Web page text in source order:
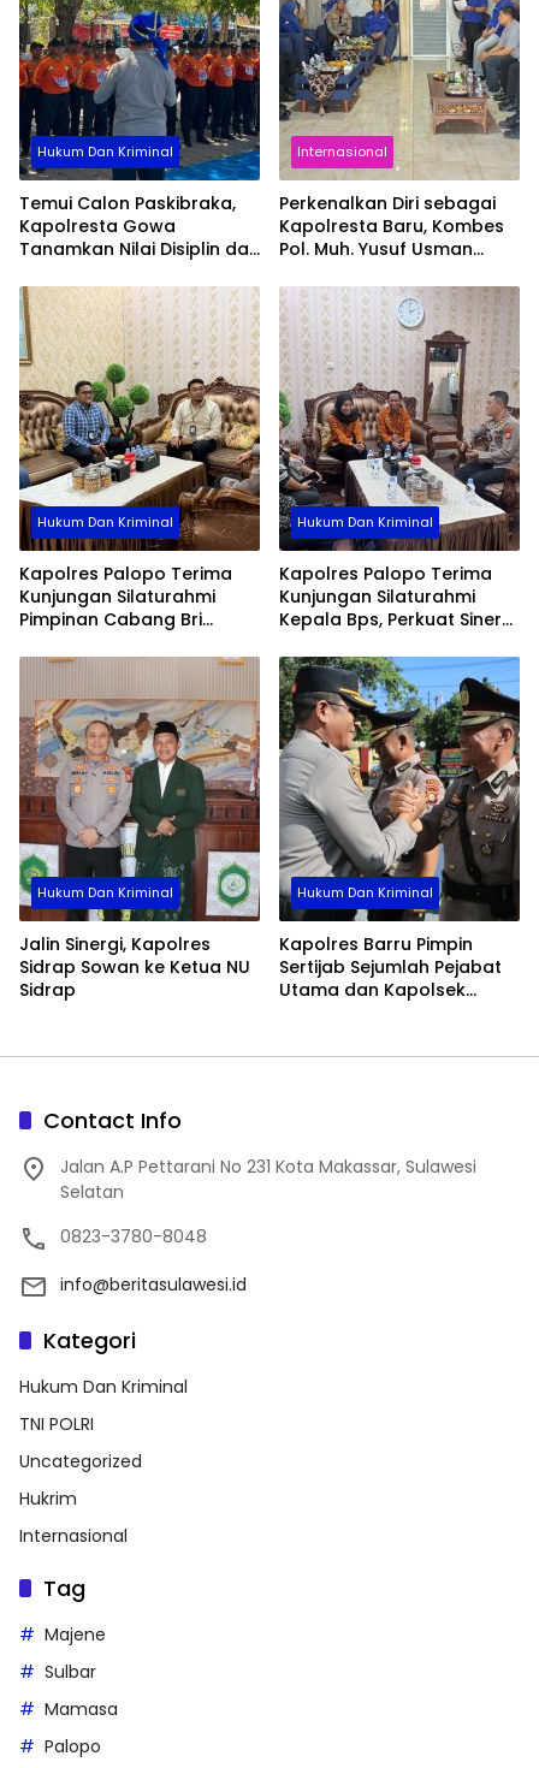
Hukum Dan Kriminal
Temui Calon Paskibraka,
Kapolresta Gowa
Tanamkan Nilai Disiplin dan
Internasional
Perkenalkan Diri sebagai
Kapolresta Baru, Kombes
Pol. Muh. Yusuf Usman
dengan DPC Demokrat
Gowa
Hukum Dan Kriminal
Kapolres Palopo Terima
Kunjungan Silaturahmi
Pimpinan Cabang Bri
Hukum Dan Kriminal
Kapolres Palopo Terima
Kunjungan Silaturahmi
Kepala Bps, Perkuat Sinergi
Hukum Dan Kriminal
Jalin Sinergi, Kapolres
Sidrap Sowan ke Ketua NU
Sidrap
Hukum Dan Kriminal
Kapolres Barru Pimpin
Sertijab Sejumlah Pejabat
Utama dan Kapolsek
Contact Info
Jalan A.P Pettarani No 231 Kota Makassar, Sulawesi
Selatan
0823-3780-8048
info@beritasulawesi.id
Kategori
Hukum Dan Kriminal
TNI POLRI
Uncategorized
Hukrim
Internasional
Tag
Majene
Sulbar
Mamasa
Palopo